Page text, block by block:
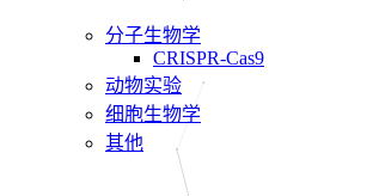
分子生物学
CRISPR-Cas9
动物实验
细胞生物学
其他